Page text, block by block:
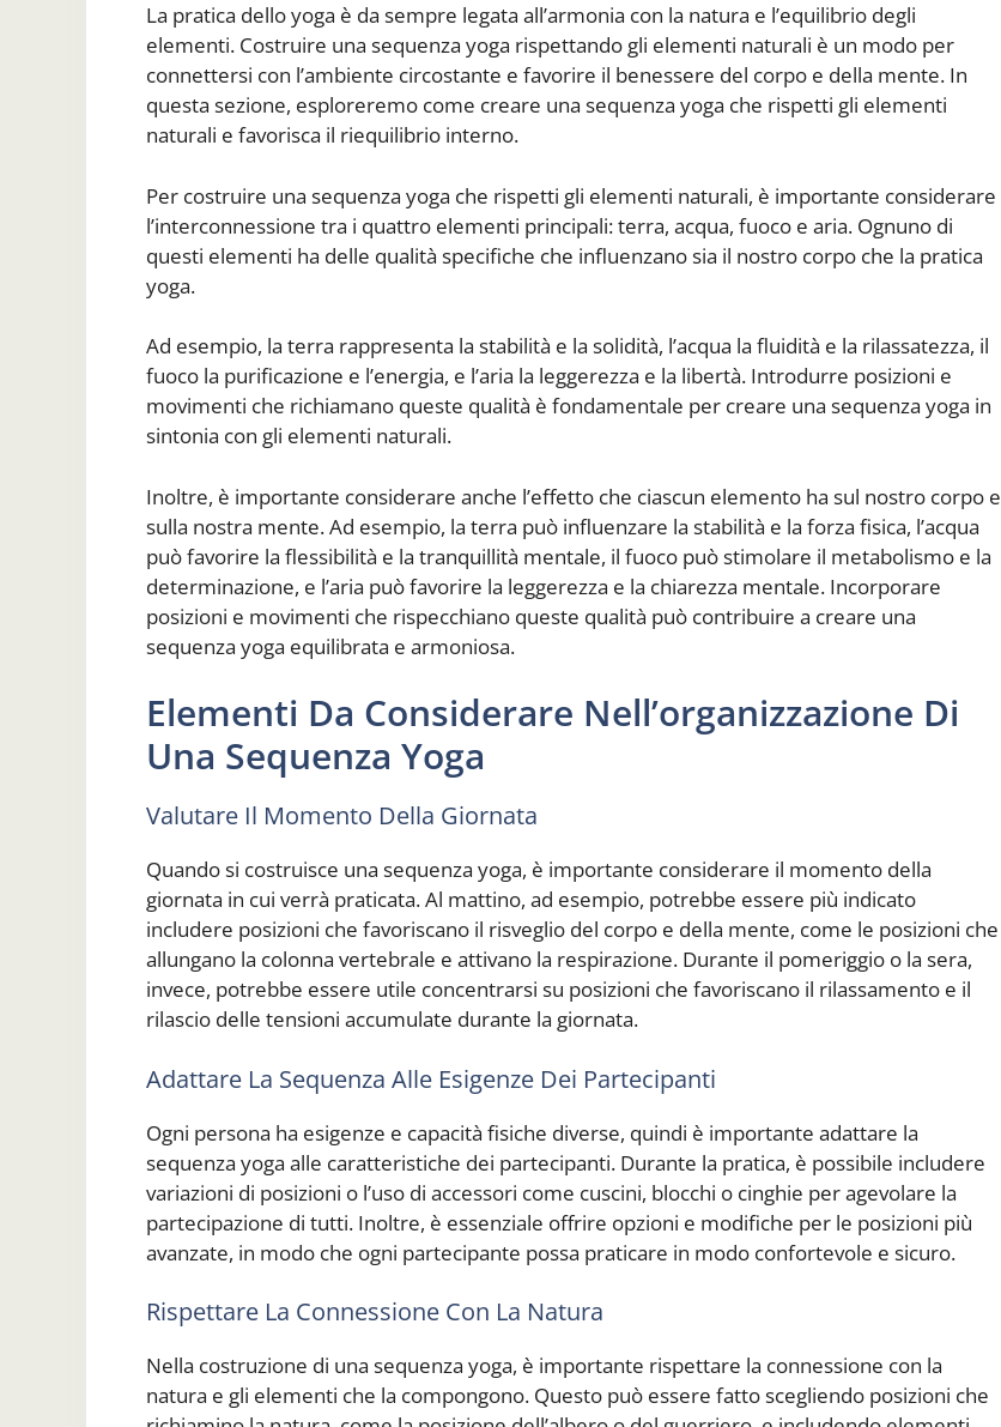
La pratica dello yoga è da sempre legata all’armonia con la natura e l’equilibrio degli
elementi. Costruire una sequenza yoga rispettando gli elementi naturali è un modo per
connettersi con l’ambiente circostante e favorire il benessere del corpo e della mente. In
questa sezione, esploreremo come creare una sequenza yoga che rispetti gli elementi
naturali e favorisca il riequilibrio interno.
Per costruire una sequenza yoga che rispetti gli elementi naturali, è importante considerare
l’interconnessione tra i quattro elementi principali: terra, acqua, fuoco e aria. Ognuno di
questi elementi ha delle qualità specifiche che influenzano sia il nostro corpo che la pratica
yoga.
Ad esempio, la terra rappresenta la stabilità e la solidità, l’acqua la fluidità e la rilassatezza, il
fuoco la purificazione e l’energia, e l’aria la leggerezza e la libertà. Introdurre posizioni e
movimenti che richiamano queste qualità è fondamentale per creare una sequenza yoga in
sintonia con gli elementi naturali.
Inoltre, è importante considerare anche l’effetto che ciascun elemento ha sul nostro corpo e
sulla nostra mente. Ad esempio, la terra può influenzare la stabilità e la forza fisica, l’acqua
può favorire la flessibilità e la tranquillità mentale, il fuoco può stimolare il metabolismo e la
determinazione, e l’aria può favorire la leggerezza e la chiarezza mentale. Incorporare
posizioni e movimenti che rispecchiano queste qualità può contribuire a creare una
sequenza yoga equilibrata e armoniosa.
Elementi Da Considerare Nell’organizzazione Di
Una Sequenza Yoga
Valutare Il Momento Della Giornata
Quando si costruisce una sequenza yoga, è importante considerare il momento della
giornata in cui verrà praticata. Al mattino, ad esempio, potrebbe essere più indicato
includere posizioni che favoriscano il risveglio del corpo e della mente, come le posizioni che
allungano la colonna vertebrale e attivano la respirazione. Durante il pomeriggio o la sera,
invece, potrebbe essere utile concentrarsi su posizioni che favoriscano il rilassamento e il
rilascio delle tensioni accumulate durante la giornata.
Adattare La Sequenza Alle Esigenze Dei Partecipanti
Ogni persona ha esigenze e capacità fisiche diverse, quindi è importante adattare la
sequenza yoga alle caratteristiche dei partecipanti. Durante la pratica, è possibile includere
variazioni di posizioni o l’uso di accessori come cuscini, blocchi o cinghie per agevolare la
partecipazione di tutti. Inoltre, è essenziale offrire opzioni e modifiche per le posizioni più
avanzate, in modo che ogni partecipante possa praticare in modo confortevole e sicuro.
Rispettare La Connessione Con La Natura
Nella costruzione di una sequenza yoga, è importante rispettare la connessione con la
natura e gli elementi che la compongono. Questo può essere fatto scegliendo posizioni che